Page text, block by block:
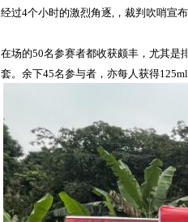
经过4个小时的激烈角逐,，裁判吹哨宣布
在场的50名参赛者都收获颇丰，尤其是
套。余下45名参与者，亦每人获得125ml